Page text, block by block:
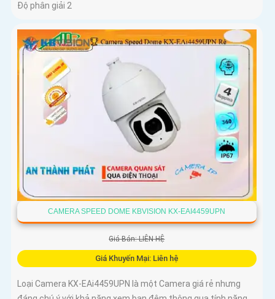
Độ phân giải 2
CAMERA SPEED DOME KBVISION KX-EAI4459UPN
Giá Bán: LIÊN HỆ
Giá Khuyến Mại: Liên hệ
Loại Camera KX-EAi4459UPN là một Camera giá rẻ nhưng